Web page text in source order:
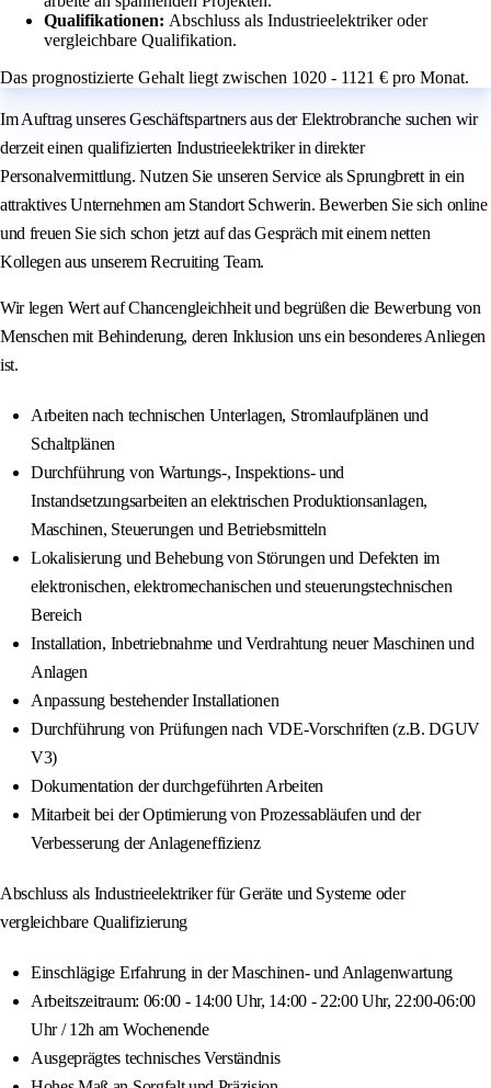
Qualifikationen: Abschluss als Industrieelektriker oder
vergleichbare Qualifikation.
Das prognostizierte Gehalt liegt zwischen 1020 - 1121 € pro Monat.
Im Auftrag unseres Geschäftspartners aus der Elektrobranche suchen wir
derzeit einen qualifizierten Industrieelektriker in direkter
Personalvermittlung. Nutzen Sie unseren Service als Sprungbrett in ein
attraktives Unternehmen am Standort Schwerin. Bewerben Sie sich online
und freuen Sie sich schon jetzt auf das Gespräch mit einem netten
Kollegen aus unserem Recruiting Team.
Wir legen Wert auf Chancengleichheit und begrüßen die Bewerbung von
Menschen mit Behinderung, deren Inklusion uns ein besonderes Anliegen
ist.
Arbeiten nach technischen Unterlagen, Stromlaufplänen und
Schaltplänen
Durchführung von Wartungs-, Inspektions- und
Instandsetzungsarbeiten an elektrischen Produktionsanlagen,
Maschinen, Steuerungen und Betriebsmitteln
Lokalisierung und Behebung von Störungen und Defekten im
elektronischen, elektromechanischen und steuerungstechnischen
Bereich
Installation, Inbetriebnahme und Verdrahtung neuer Maschinen und
Anlagen
Anpassung bestehender Installationen
Durchführung von Prüfungen nach VDE-Vorschriften (z.B. DGUV
V3)
Dokumentation der durchgeführten Arbeiten
Mitarbeit bei der Optimierung von Prozessabläufen und der
Verbesserung der Anlageneffizienz
Abschluss als Industrieelektriker für Geräte und Systeme oder
vergleichbare Qualifizierung
Einschlägige Erfahrung in der Maschinen- und Anlagenwartung
Arbeitszeitraum: 06:00 - 14:00 Uhr, 14:00 - 22:00 Uhr, 22:00-06:00
Uhr / 12h am Wochenende
Ausgeprägtes technisches Verständnis